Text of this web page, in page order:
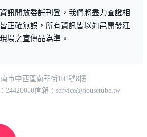
訊開放委託刊登，我們將盡力查證相
正確無誤，所有資訊皆以如邑開發建
場之宣傳品為準。
市中西區南華街101號8樓
24420050信箱： service@housetube.tw